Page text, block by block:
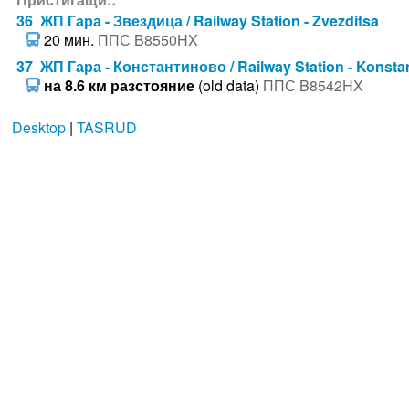
36 ЖП Гара - Звездица / Railway Station - Zvezditsa
20 мин. ППС B8550HX
37 ЖП Гара - Константиново / Railway Station -
на 8.6 км разстояние(old data) ППС B8542HX
Desktop| TASRUD